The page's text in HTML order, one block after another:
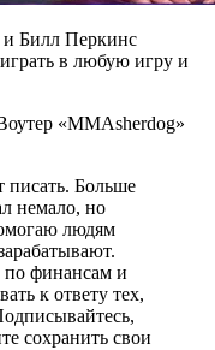
и Билл Перкинс
в любую игру и
«MMAsherdog»
писать. Больше
немало, но
людям
по финансам и
к ответу тех,
сохранить свои